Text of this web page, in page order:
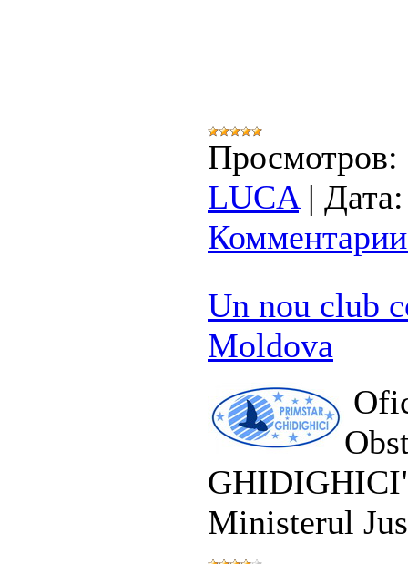
Просмотров:
LUCA | Дата:
Un nou club
Moldova
Ministerul